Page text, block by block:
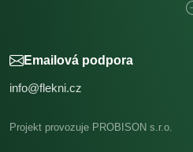
Emailová podpora
info@flekni.cz
Projekt provozuje PROBISON s.r.o.